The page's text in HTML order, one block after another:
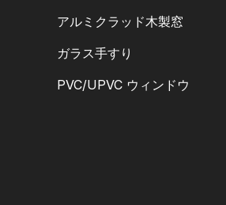
アルミクラッド木製窓
ガラス手すり
PVC/UPVC ウィンドウ